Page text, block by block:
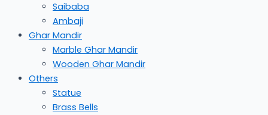
Saibaba
Ambaji
Ghar Mandir
Marble Ghar Mandir
Wooden Ghar Mandir
Others
Statue
Brass Bells